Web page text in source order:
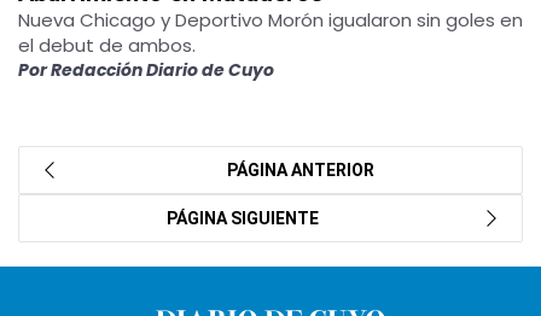
Nueva Chicago y Deportivo Morón igualaron sin goles en
el debut de ambos.
Por Redacción Diario de Cuyo
PÁGINA ANTERIOR
PÁGINA SIGUIENTE